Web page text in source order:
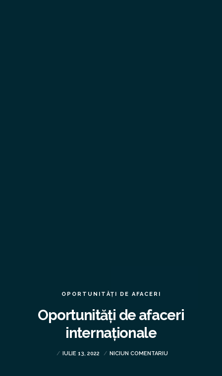
OPORTUNITĂȚI DE AFACERI
Oportunități de afaceri
internaționale
IULIE 13, 2022 NICIUN COMENTARIU